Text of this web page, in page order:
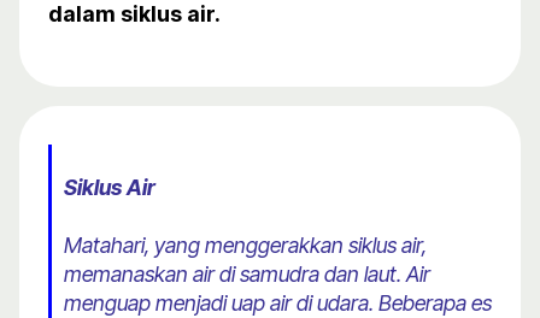
dalam siklus air.
Siklus Air
Matahari, yang menggerakkan siklus air,
memanaskan air di samudra dan laut. Air
menguap menjadi uap air di udara. Beberapa es